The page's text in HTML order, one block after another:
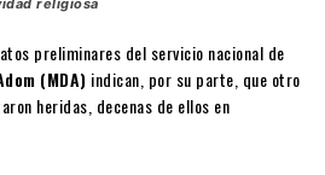
preliminares del servicio nacional de
(MDA) indican, por su parte, que otro
heridas, decenas de ellos en